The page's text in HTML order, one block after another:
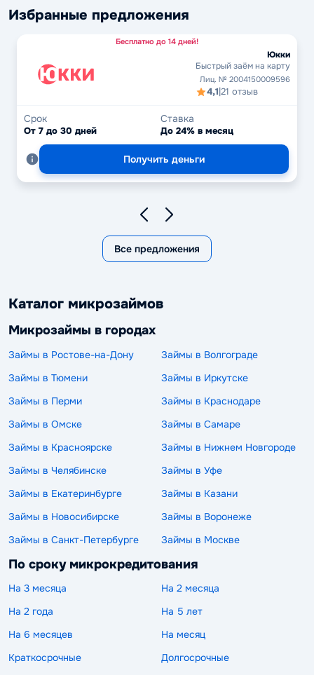
Избранные предложения
Бесплатно до 14 дней!
Юкки
Быстрый заём на карту
Лиц. № 2004150009596
4,1|21 отзыв
Срок
От 7 до 30 дней
Ставка
До 24% в месяц
Получить деньги
Все предложения
Каталог микрозаймов
Микрозаймы в городах
Займы в Ростове-на-Дону
Займы в Волгограде
Займы в Тюмени
Займы в Иркутске
Займы в Перми
Займы в Краснодаре
Займы в Омске
Займы в Самаре
Займы в Красноярске
Займы в Нижнем Новгороде
Займы в Челябинске
Займы в Уфе
Займы в Екатеринбурге
Займы в Казани
Займы в Новосибирске
Займы в Воронеже
Займы в Санкт-Петербурге
Займы в Москве
По сроку микрокредитования
На 3 месяца
На 2 месяца
На 2 года
На 5 лет
На 6 месяцев
На месяц
Краткосрочные
Долгосрочные